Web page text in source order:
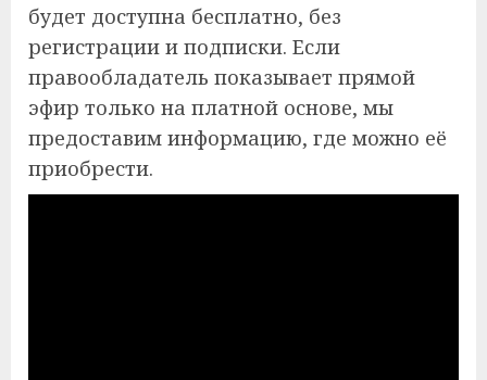
будет доступна бесплатно, без
регистрации и подписки. Если
правообладатель показывает прямой
эфир только на платной основе, мы
предоставим информацию, где можно её
приобрести.